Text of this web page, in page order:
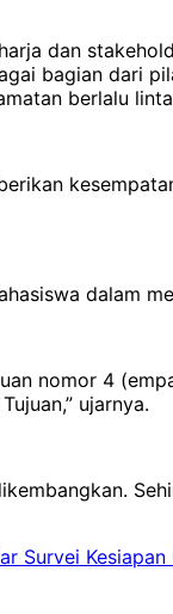
dan
bagian dari
berlalu
dalam
nomor 4
ujarnya.
Survei